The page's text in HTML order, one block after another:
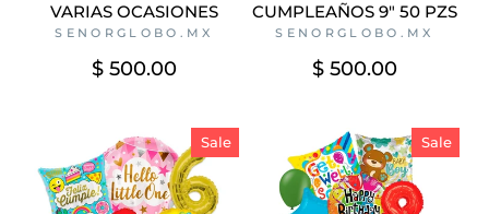
VARIAS OCASIONES
SENORGLOBO.MX
$ 500.00
CUMPLEAÑOS 9" 50 PZS
SENORGLOBO.MX
$ 500.00
Sale Sale